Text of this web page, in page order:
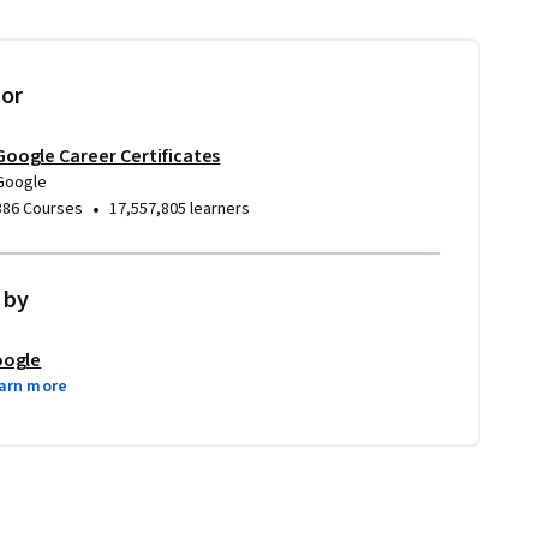
Career Certificates
Courses • 17,557,805 learners
more